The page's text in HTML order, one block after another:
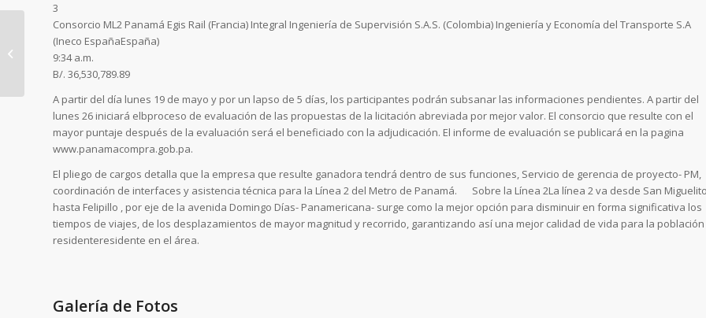
3
Consorcio ML2 Panamá Egis Rail (Francia) Integral Ingeniería de Supervisión S.A.S. (Colombia) Ingeniería y Economía del Transporte S.A
(Ineco EspañaEspaña)
9:34 a.m.
B/. 36,530,789.89
A partir del día lunes 19 de mayo y por un lapso de 5 días, los participantes podrán subsanar las informaciones pendientes. A partir del
lunes 26 iniciará elbproceso de evaluación de las propuestas de la licitación abreviada por mejor valor. El consorcio que resulte con el
mayor puntaje después de la evaluación será el beneficiado con la adjudicación. El informe de evaluación se publicará en la pagina
www.panamacompra.gob.pa.
El pliego de cargos detalla que la empresa que resulte ganadora tendrá dentro de sus funciones, Servicio de gerencia de proyecto- PM,
coordinación de interfaces y asistencia técnica para la Línea 2 del Metro de Panamá. Sobre la Línea 2La línea 2 va desde San
hasta Felipillo , por eje de la avenida Domingo Días- Panamericana- surge como la mejor opción para disminuir en forma significativa los
tiempos de viajes, de los desplazamientos de mayor magnitud y recorrido, garantizando así una mejor calidad de vida para la población
residenteresidente en el área.
Galería de Fotos
Línea 1 del Metro
restablece el servicio
de operaciones